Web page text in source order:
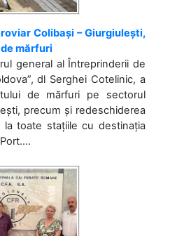
Colibași – Giurgiulești,
mărfuri
general al Întreprinderii de
dl Serghei Cotelinic, a
de mărfuri pe sectorul
precum și redeschiderea
la toate stațiile cu destinația